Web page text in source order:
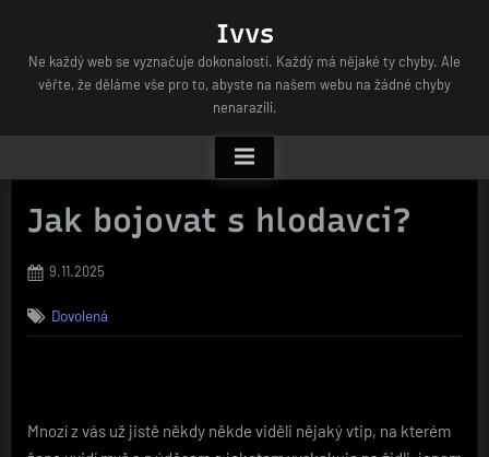
content
Ivvs
Ne každý web se vyznačuje dokonalostí. Každý má nějaké ty chyby. Ale
věřte, že děláme vše pro to, abyste na našem webu na žádné chyby
nenarazili.
Jak bojovat s hlodavci?
Posted
9.11.2025
Dovolená
Mnozí z vás už jistě někdy někde viděli nějaký vtip, na kterém